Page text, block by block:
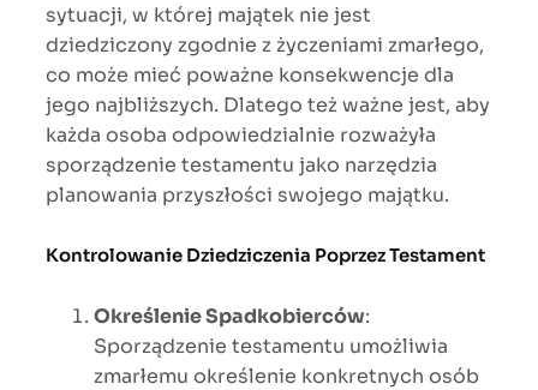
sytuacji, w której majątek nie jest
dziedziczony zgodnie z życzeniami zmarłego,
co może mieć poważne konsekwencje dla
jego najbliższych. Dlatego też ważne jest, aby
każda osoba odpowiedzialnie rozważyła
sporządzenie testamentu jako narzędzia
planowania przyszłości swojego majątku.
Kontrolowanie Dziedziczenia Poprzez Testament
Określenie Spadkobierców:
Sporządzenie testamentu umożliwia
zmarłemu określenie konkretnych osób